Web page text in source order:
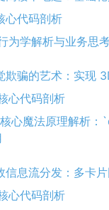
心代码剖析
为学解析与业务思
欺骗的艺术：实现
心代码剖析
心魔法原理解析
信息流分发：多卡
心代码剖析